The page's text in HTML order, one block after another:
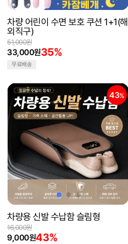
차량 어린이 수면 보호 쿠션 1+1(해
외직구)
33,000원35%
51,000원
무료배송
43%
차량용 신발 수납함 슬림형
9,000원43%
16,000원